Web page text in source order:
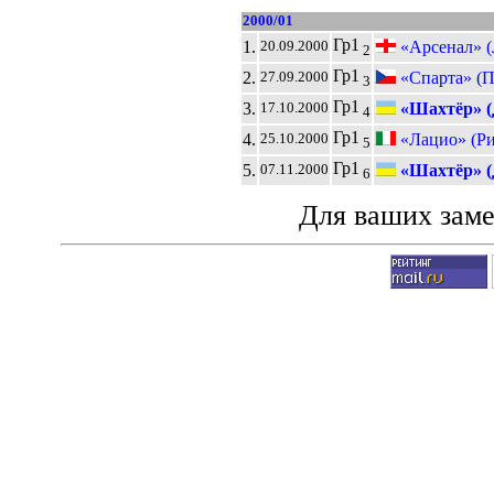
2000/01
1. 20.09.2000 Гр1 2
«Арсенал»
2. 27.09.2000 Гр1 3
«Спарта»
3. 17.10.2000 Гр1 4
«Шахтёр»
4. 25.10.2000 Гр1 5
«Лацио»
5. 07.11.2000 Гр1 6 «Шахтёр»
Для ваших